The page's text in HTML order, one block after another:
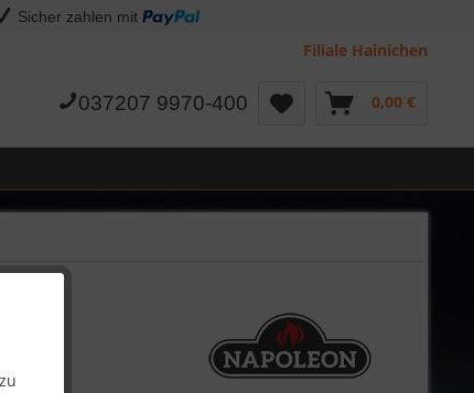
Sicher zahlen mit
Filiale Hainichen
037207 9970-400 0,00 €